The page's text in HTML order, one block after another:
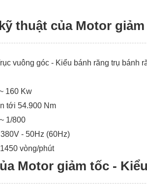
thuật của Motor
vuông góc - Kiểu bánh răng trụ bánh
160 Kw
tới 54.900 Nm
1/800
- 50Hz (60Hz)
vòng/phút
Motor giảm tốc -